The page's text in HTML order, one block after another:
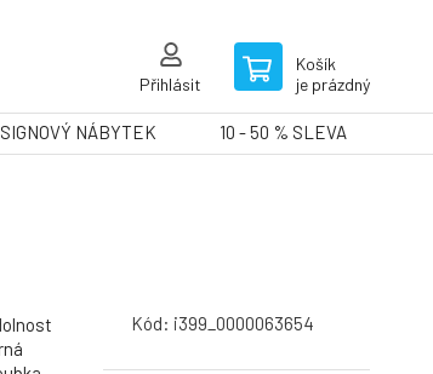
Přihlásit
Košík
je prázdný
NÁBYTEK 10 - 50 % SLEVA
Kód: i399_0000063654